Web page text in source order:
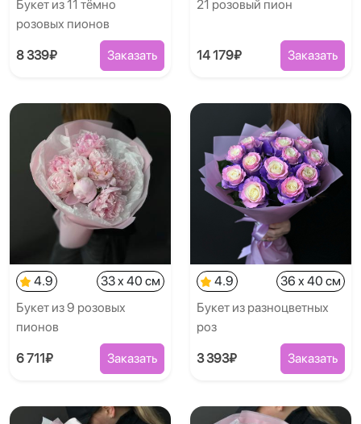
Букет из 11 тёмно
розовых пионов
8 339₽ Заказать
21 розовый пион
14 179₽ Заказать
4.9
33 x 40 см
Букет из 9 розовых
пионов
6 711₽ Заказать
4.9
36 x 40 см
Букет из разноцветных
роз
3 393₽ Заказать